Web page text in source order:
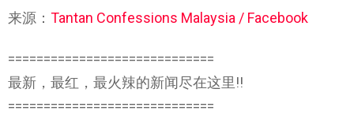
来源： Tantan Confessions Malaysia / Facebook
=============================
最新，最红，最火辣的新闻尽在这里!!
=============================